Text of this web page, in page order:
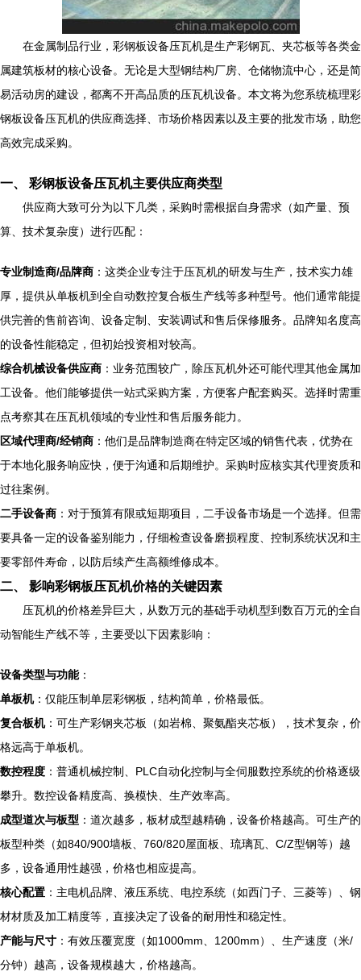
在金属制品行业，彩钢板设备压瓦机是生产彩钢瓦、夹芯板等各类金
属建筑板材的核心设备。无论是大型钢结构厂房、仓储物流中心，还是简
易活动房的建设，都离不开高品质的压瓦机设备。本文将为您系统梳理彩
钢板设备压瓦机的供应商选择、市场价格因素以及主要的批发市场，助您
高效完成采购。
一、 彩钢板设备压瓦机主要供应商类型
供应商大致可分为以下几类，采购时需根据自身需求（如产量、预
算、技术复杂度）进行匹配：
专业制造商/品牌商 ：这类企业专注于压瓦机的研发与生产，技术实力雄
厚，提供从单板机到全自动数控复合板生产线等多种型号。他们通常能提
供完善的售前咨询、设备定制、安装调试和售后保修服务。品牌知名度高
的设备性能稳定，但初始投资相对较高。
综合机械设备供应商 ：业务范围较广，除压瓦机外还可能代理其他金属加
工设备。他们能够提供一站式采购方案，方便客户配套购买。选择时需重
点考察其在压瓦机领域的专业性和售后服务能力。
区域代理商/经销商 ：他们是品牌制造商在特定区域的销售代表，优势在
于本地化服务响应快，便于沟通和后期维护。采购时应核实其代理资质和
过往案例。
二手设备商 ：对于预算有限或短期项目，二手设备市场是一个选择。但需
要具备一定的设备鉴别能力，仔细检查设备磨损程度、控制系统状况和主
要零部件寿命，以防后续产生高额维修成本。
二、 影响彩钢板压瓦机价格的关键因素
压瓦机的价格差异巨大，从数万元的基础手动机型到数百万元的全自
动智能生产线不等，主要受以下因素影响：
设备类型与功能：
单板机：仅能压制单层彩钢板，结构简单，价格最低。
复合板机：可生产彩钢夹芯板（如岩棉、聚氨酯夹芯板），技术复杂，价
格远高于单板机。
数控程度 ：普通机械控制、PLC自动化控制与全伺服数控系统的价格逐级
攀升。数控设备精度高、换模快、生产效率高。
成型道次与板型 ：道次越多，板材成型越精确，设备价格越高。可生产的
板型种类（如840/900墙板、760/820屋面板、琉璃瓦、C/Z型钢等）越
多，设备通用性越强，价格也相应提高。
核心配置 ：主电机品牌、液压系统、电控系统（如西门子、三菱等）、钢
材材质及加工精度等，直接决定了设备的耐用性和稳定性。
产能与尺寸 ：有效压覆宽度（如1000mm、1200mm）、生产速度（米/
分钟）越高，设备规模越大，价格越高。